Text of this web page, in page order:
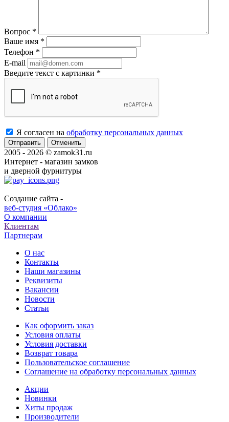
Вопрос *
Ваше имя *
Телефон *
E-mail
Введите текст с картинки *
Я согласен на обработку персональных данных
Отменить
2005 - 2026 © zamok31.ru
Интернет - магазин замков
и дверной фурнитуры
Создание сайта -
веб-студия «Облако»
О компании
Клиентам
Партнерам
О нас
Контакты
Наши магазины
Реквизиты
Вакансии
Новости
Статьи
Как оформить заказ
Условия оплаты
Условия доставки
Возврат товара
Пользовательское соглашение
Соглашение на обработку персональных данных
Акции
Новинки
Хиты продаж
Производители